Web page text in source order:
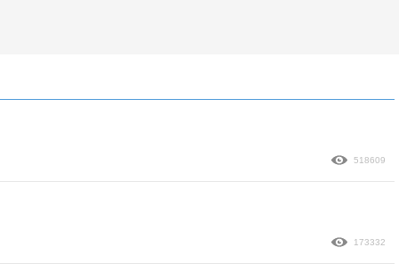
518609
173332